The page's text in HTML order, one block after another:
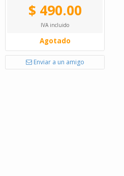
$ 490.00
IVA incluido
Agotado
Enviar a un amigo